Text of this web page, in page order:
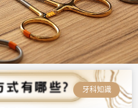
牙科知識
頁
面
頁
面
頁
面
頁
面